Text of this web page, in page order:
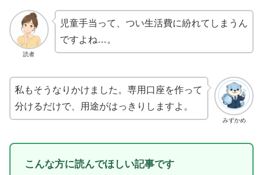
読者
児童手当って、つい生活費に紛れてしまうん
ですよね…。
みずかめ
私もそうなりかけました。専用口座を作って
分けるだけで、用途がはっきりしますよ。
こんな方に読んでほしい記事です